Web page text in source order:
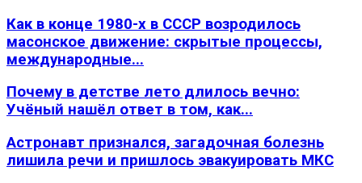
Как в конце 1980-х в СССР возродилось
масонское движение: скрытые процессы,
международные...
Почему в детстве лето длилось вечно:
Учёный нашёл ответ в том, как...
Астронавт признался, загадочная болезнь
лишила речи и пришлось эвакуировать МКС